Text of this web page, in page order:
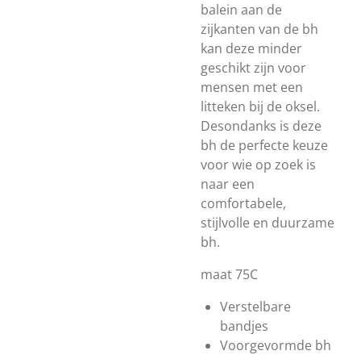
balein aan de
zijkanten van de bh
kan deze minder
geschikt zijn voor
mensen met een
litteken bij de oksel.
Desondanks is deze
bh de perfecte keuze
voor wie op zoek is
naar een
comfortabele,
stijlvolle en duurzame
bh.
maat 75C
Verstelbare
bandjes
Voorgevormde bh